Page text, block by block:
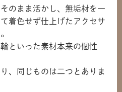
のまま活かし、無垢材を一
着色せず仕上げたアクセサ
といった素材本来の個性
、同じものは二つとありま